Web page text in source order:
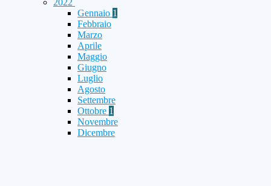
2022
Gennaio 1
Febbraio
Marzo
Aprile
Maggio
Giugno
Luglio
Agosto
Settembre
Ottobre 1
Novembre
Dicembre